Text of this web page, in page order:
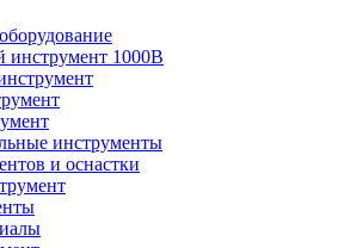
инструмент 1000В
инструменты
и оснастки